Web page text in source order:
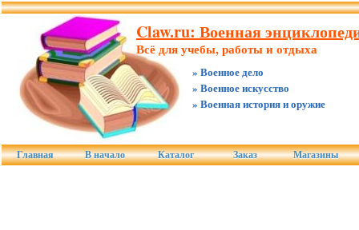
Claw.ru: Военная
Всё для учебы, работы и отдыха
» Военное дело
» Военное искусство
» Военная история и оружие
Главная В начало Каталог Заказ Магазины